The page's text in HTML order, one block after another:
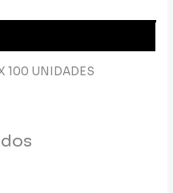
100 UNIDADES